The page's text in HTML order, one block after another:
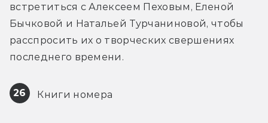
встретиться с Алексеем Пеховым, Еленой
Бычковой и Натальей Турчаниновой, чтобы
расспросить их о творческих свершениях
последнего времени.
26 Книги номера